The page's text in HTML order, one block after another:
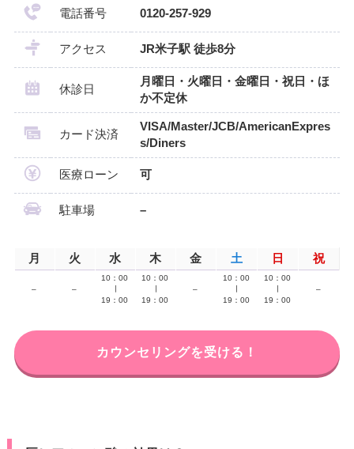
電話番号 0120-257-929
アクセス JR米子駅 徒歩8分
休診日
月曜日・火曜日・金曜日・祝日・ほ
か不定休
カード決済
VISA/Master/JCB/AmericanExpres
s/Diners
医療ローン 可
駐車場 –
月 火 水 木 金 土 日 祝
– –
10：00
19：00
10：00
19：00
–
10：00
19：00
10：00
19：00
–
カウンセリングを受ける！